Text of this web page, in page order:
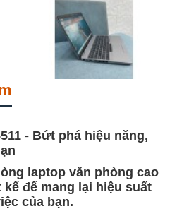
- Bứt phá hiệu năng,
laptop văn phòng cao
để mang lại hiệu suất
của bạn.